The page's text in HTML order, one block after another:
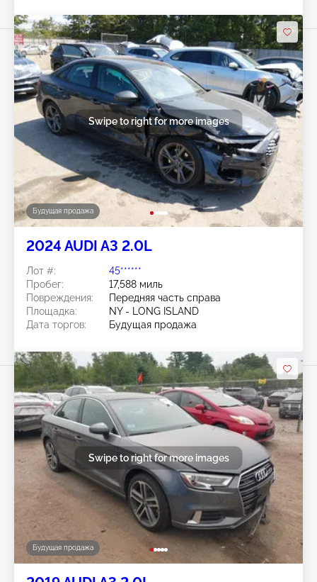
Будущая продажа
Swipe to right for more images
2024 AUDI A3 2.0L
Лот #:
45******
Пробег:
17,588 миль
Повреждения:
Передняя часть справа
Площадка:
NY - LONG ISLAND
Дата торгов:
Будущая продажа
Будущая продажа
Swipe to right for more images